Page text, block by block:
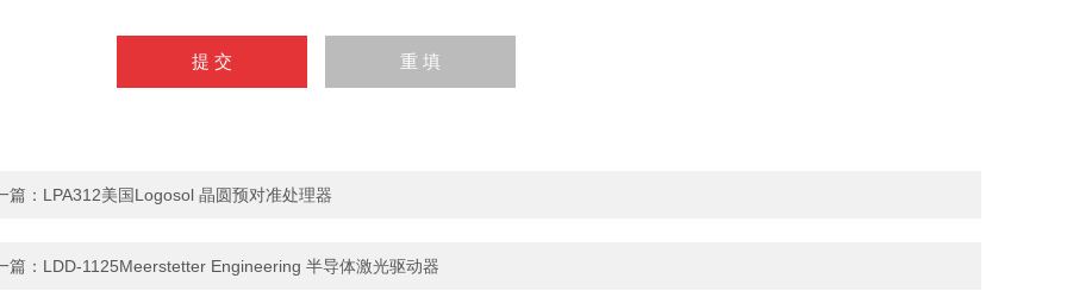
篇： LPA312美国Logosol 晶圆预对准处理器
篇： LDD-1125Meerstetter Engineering 半导体激光驱动器